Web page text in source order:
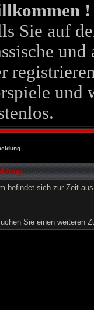
!
Sie auf
und
befindet sich zur Zeit
Sie einen weiteren